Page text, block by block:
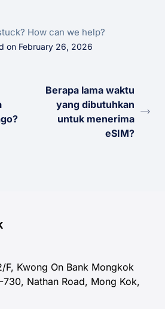
How can we help?
on February 26, 2026
Berapa lama waktu
yang dibutuhkan
untuk menerima
eSIM?
F, Kwong On Bank Mongkok
Nathan Road, Mong Kok,